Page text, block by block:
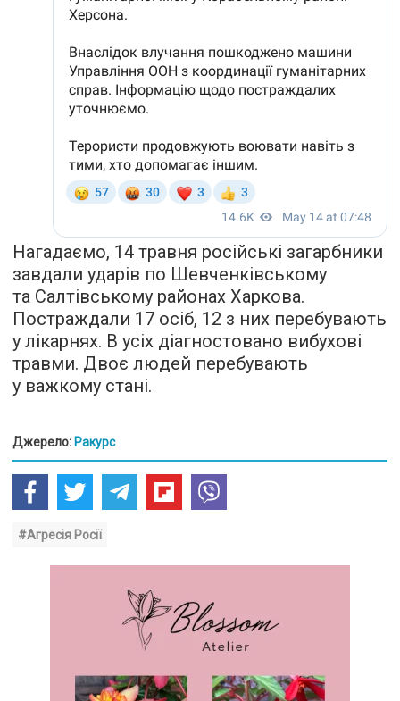
Нагадаємо, 14 травня російські загарбники
завдали ударів по Шевченківському
та Салтівському районах Харкова.
Постраждали 17 осіб, 12 з них перебувають
у лікарнях. В усіх діагностовано вибухові
травми. Двоє людей перебувають
у важкому стані.
Джерело: Ракурс
#Агресія Росії